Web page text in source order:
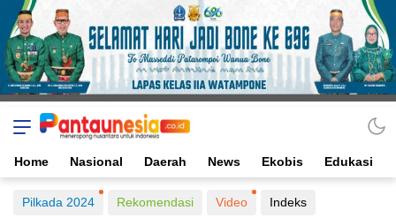
Home Nasional Daerah News Ekobis Edukasi
Pilkada 2024 Rekomendasi Video Indeks